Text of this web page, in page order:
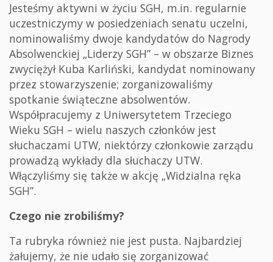
Jesteśmy aktywni w życiu SGH, m.in. regularnie
uczestniczymy w posiedzeniach senatu uczelni,
nominowaliśmy dwoje kandydatów do Nagrody
Absolwenckiej „Liderzy SGH” – w obszarze Biznes
zwyciężył Kuba Karliński, kandydat nominowany
przez stowarzyszenie; zorganizowaliśmy
spotkanie świąteczne absolwentów.
Współpracujemy z Uniwersytetem Trzeciego
Wieku SGH – wielu naszych członków jest
słuchaczami UTW, niektórzy członkowie zarządu
prowadzą wykłady dla słuchaczy UTW.
Włączyliśmy się także w akcję „Widzialna ręka
SGH”.
Czego nie zrobiliśmy?
Ta rubryka również nie jest pusta. Najbardziej
żałujemy, że nie udało się zorganizować